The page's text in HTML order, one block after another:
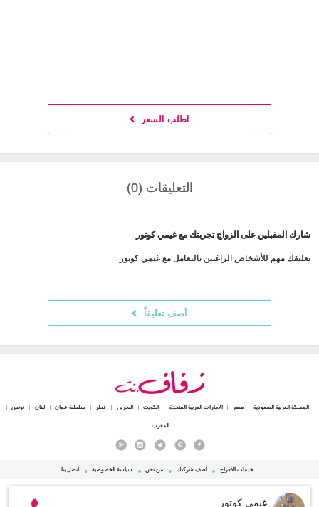
اطلب السعر
التعليقات (0)
شارك المقبلين على الزواج تجربتك مع غيمي كوتور
تعليقك مهم للأشخاص الراغبين بالتعامل مع غيمي كوتور
أضف تعليقاً
غيمي كوتور
المملكة العربية السعودية مصر الامارات العربية المتحدة الكويت البحرين قطر سلطنة عمان لبنان تونس
المغرب
خدمات الأفراح أضف شركتك من نحن سياسة الخصوصية اتصل بنا